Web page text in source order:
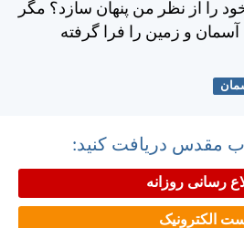
را از نظر من پنهان سازد؟ مگر
و زمين را فرا گرفته
مقدس دریافت کنید:
رسانی روزانه
الکترونیک